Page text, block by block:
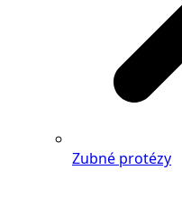
Zubné protézy